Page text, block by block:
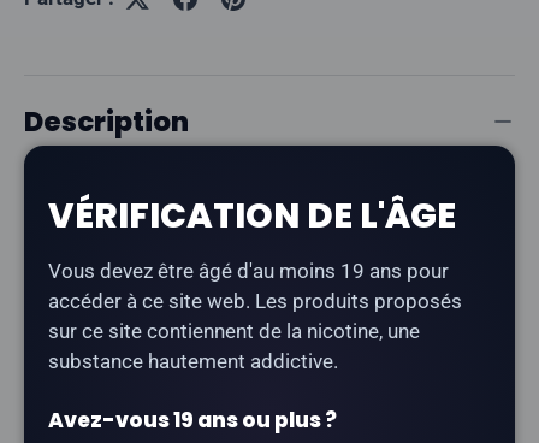
Description
liquide rafraîchissant à la nicotine salée, offrant une
pomme croquante. Il fait partie de la gamme « Gushin
» — des saveurs fruitées intenses et acidulées signées
Flavour Beast.
sous forme de sel
VÉRIFICATION DE L'ÂGE
Vous devez être âgé d'au moins 19 ans pour
accéder à ce site web. Les produits proposés
sur ce site contiennent de la nicotine, une
substance hautement addictive.
Avez-vous 19 ans ou plus ?